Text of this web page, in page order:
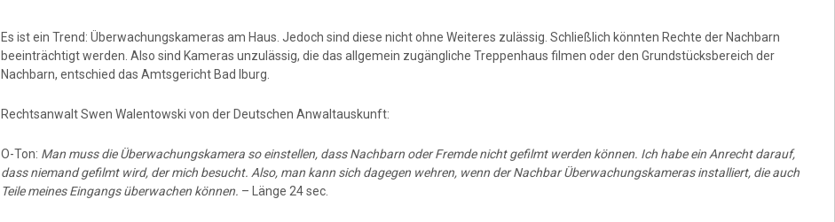
Es ist ein Trend: Überwachungskameras am Haus. Jedoch sind diese nicht ohne Weiteres zulässig. Schließlich könnten Rechte der Nachbarn
beeinträchtigt werden. Also sind Kameras unzulässig, die das allgemein zugängliche Treppenhaus filmen oder den Grundstücksbereich der
Nachbarn, entschied das Amtsgericht Bad Iburg.
Rechtsanwalt Swen Walentowski von der Deutschen Anwaltauskunft:
O-Ton: Man muss die Überwachungskamera so einstellen, dass Nachbarn oder Fremde nicht gefilmt werden können. Ich habe ein Anrecht darauf,
dass niemand gefilmt wird, der mich besucht. Also, man kann sich dagegen wehren, wenn der Nachbar Überwachungskameras installiert, die auch
Teile meines Eingangs überwachen können. – Länge 24 sec.